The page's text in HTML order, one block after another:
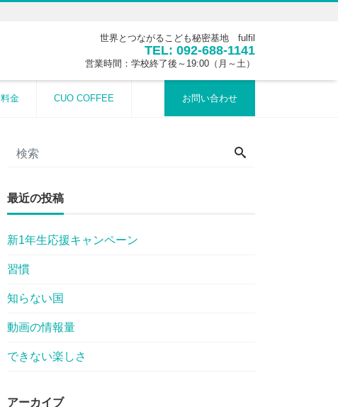
世界とつながるこども秘密基地 fulfil
TEL: 092-688-1141
営業時間：学校終了後～19:00（月～土）
料金 CUO COFFEE お問い合わせ
最近の投稿
新1年生応援キャンペーン
習慣
知らない国
動画の情報量
できない楽しさ
アーカイブ